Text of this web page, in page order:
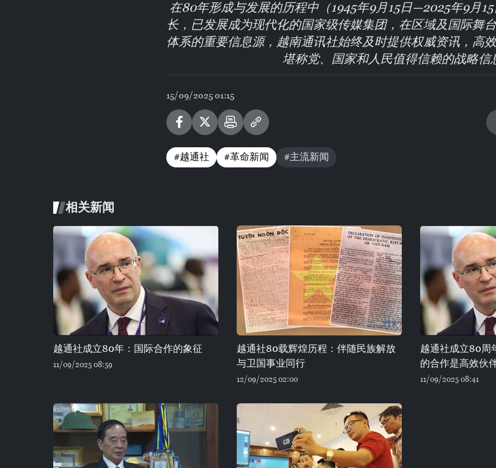
在80年形成与发展的历程中（1945年9月15日—2025年9月
长，已发展成为现代化的国家级传媒集团，在区域及国际舞
体系的重要信息源，越南通讯社始终及时提供权威资讯，高
堪称党、国家和人民值得信赖的战略信
15/09/2025 01:15
#越通社 #革命新闻 #主流新闻
相关新闻
越通社成立80年：国际合作的象征
11/09/2025 08:59
越通社80载辉煌历程：伴随民族解放
与卫国事业同行
12/09/2025 02:00
越通社成立80周
的合作是高效伙
11/09/2025 08:41